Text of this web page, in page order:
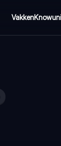
Vakken